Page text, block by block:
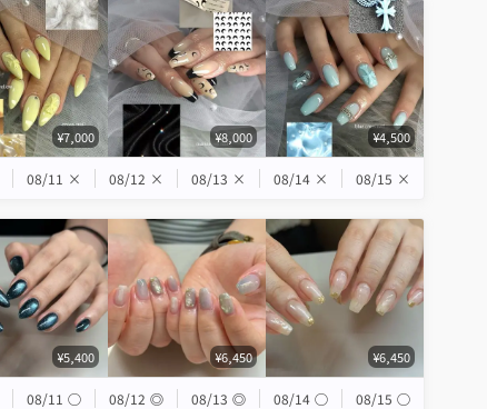
¥7,000 ¥8,000 ¥4,500
08/11 × 08/12 × 08/13 × 08/14 × 08/15 ×
¥5,400 ¥6,450 ¥6,450
08/11 ◯ 08/12 ◎ 08/13 ◎ 08/14 ◯ 08/15 ◯